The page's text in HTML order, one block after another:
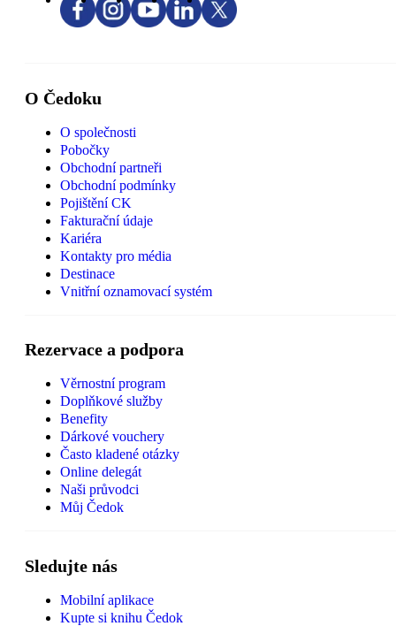
O Čedoku
O společnosti
Pobočky
Obchodní partneři
Obchodní podmínky
Pojištění CK
Fakturační údaje
Kariéra
Kontakty pro média
Destinace
Vnitřní oznamovací systém
Rezervace a podpora
Věrnostní program
Doplňkové služby
Benefity
Dárkové vouchery
Často kladené otázky
Online delegát
Naši průvodci
Můj Čedok
Sledujte nás
Mobilní aplikace
Kupte si knihu Čedok